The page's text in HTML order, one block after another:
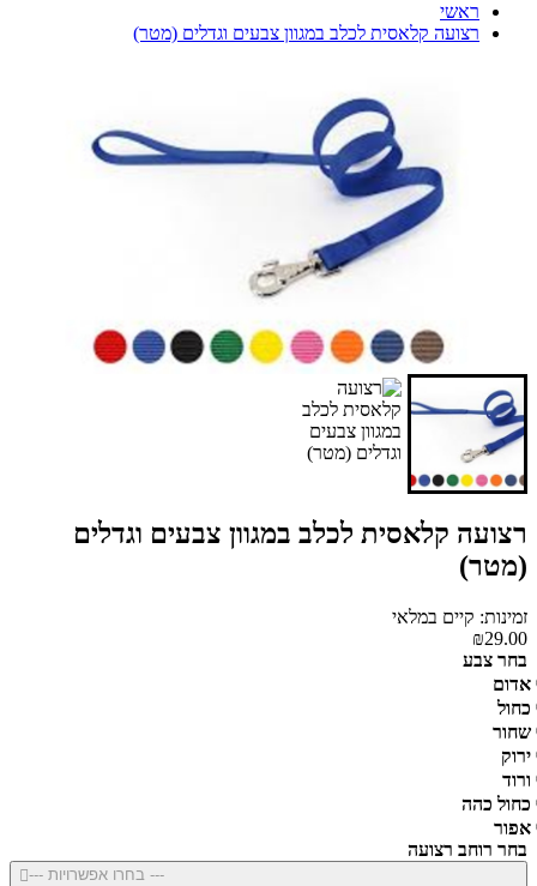
ראשי
רצועה קלאסית לכלב במגוון צבעים וגדלים (מטר)
רצועה קלאסית לכלב במגוון צבעים וגדלים
(מטר)
זמינות: קיים במלאי
₪29.00
בחר צבע
אדום
כחול
שחור
ירוק
ורוד
כחול כהה
אפור
בחר רוחב רצועה
--- בחרו אפשרויות ---